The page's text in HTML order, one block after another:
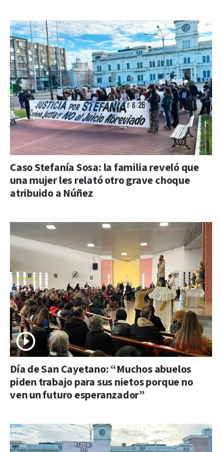
Caso Stefanía Sosa: la familia reveló que
una mujer les relató otro grave choque
atribuido a Núñez
Día de San Cayetano: “Muchos abuelos
piden trabajo para sus nietos porque no
ven un futuro esperanzador”